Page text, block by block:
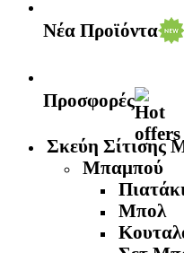
Νέα Προϊόντα
Προσφορές
Σκεύη Σίτισης
Μπαμπού
Μπολ